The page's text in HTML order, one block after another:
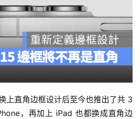
上直角边框设计后至今也推出了共 3
，再加上 iPad 也都换成直角边